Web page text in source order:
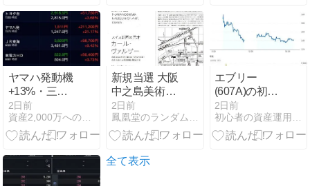
ら見た米国株
ヤマハ発動機
+13%・三菱
重工+7.69%で
累計467,250
円更新、忠告
人まで救われ
た三菱重工
2日前
資産2,000万への航海図｜端くれ投資家の奮闘記
新規当選 大阪
中之島美術館
招待券ペア/婦
人公論
2日前
鳳凰堂のランダム・ウォーカー
エブリー
(607A)の初値
結果！初値は
微妙ラインの
プラス結果
2日前
初心者の資産運用計画 黒澤ファンド
全て表示